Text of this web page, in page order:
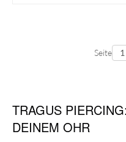
Seite
TRAGUS
DEINEM OHR